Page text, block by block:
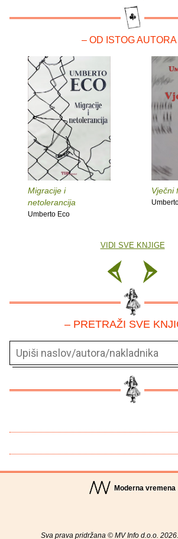
– OD ISTOG AUTORA
Migracije i
netolerancija
Umberto Eco
Vječni
VIDI SVE KNJIGE
– PRETRAŽI SVE
Moderna vremena
Sva prava pridržana © MV Info d.o.o.